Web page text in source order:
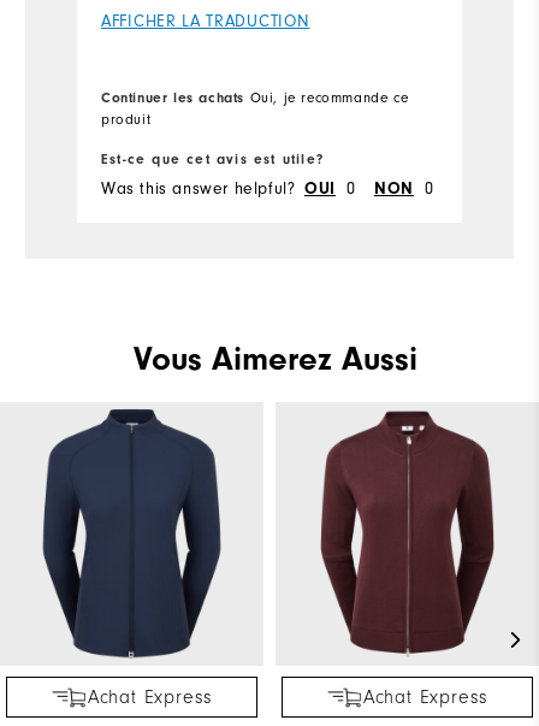
AFFICHER LA TRADUCTION
Continuer les achats Oui, je recommande ce
produit
Est-ce que cet avis est utile?
Was this answer helpful? OUI 0 NON 0
Vous Aimerez Aussi
Achat Express
Achat Express